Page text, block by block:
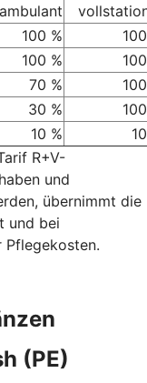
ambulant
100 %
100 %
70 %
30 %
10 %
R+V-
und
übernimmt die
und bei
(PE)